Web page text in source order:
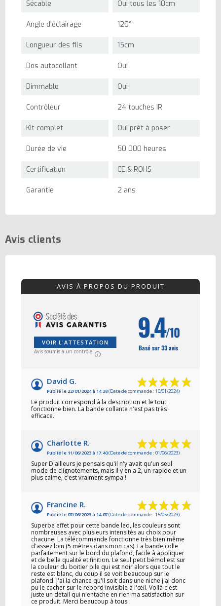
Sécable Oui tous les 10cm
Angle d'éclairage 120°
Longueur des fils 15cm
Dos autocollant Oui
Dimmable Oui
Contrôleur 24 touches IR
Kit complet Oui prêt à poser
Durée de vie 50 000 heures
Certification CE & ROHS
Garantie 2 ans
Avis clients
AVIS À PROPOS DU PRODUIT
VOIR L'ATTESTATION
Avis soumis à un contrôle
9.4/10
Basé sur 33 avis
David G.
Publié le 22/01/2024 à 14:38(Date de commande : 10/01/2024)
Le produit correspond à la description et le tout
fonctionne bien. La bande collante n'est pas très
efficace.
Charlotte R.
Publié le 11/06/2023 à 17:40(Date de commande : 01/06/2023)
Super D'ailleurs je pensais qu'il n'y avait qu'un seul
mode de clignotements, mais il y en a 2, un rapide et un
plus calme, c'est vraiment sympa !
Francine R.
Publié le 07/06/2023 à 14:07(Date de commande : 15/05/2023)
Superbe effet pour cette bande led, les couleurs sont
nombreuses avec plusieurs intensités au choix pour
chacune. La télécommande fonctionne très bien même
d'assez loin (5 mètres dans mon cas). La bande colle
parfaitement sur le bord du plafond, facile à appliquer
et de belle qualité et finition. Le seul petit bémol est sur
la couleur du boitier pile qui est noir alors que tout le
reste est blanc, du coup il se voit beaucoup sur le
plafond. J'ai la chance qu'il soit dans une niche j'ai donc
pu le cacher sur le rebord invisible à l'œil. Voilà c'est
juste un détail qui n'entache en rien ma satisfaction sur
ce produit. Merci beaucoup à tous.